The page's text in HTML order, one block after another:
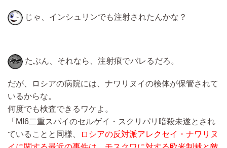
じゃ、インシュリンでも注射されたんかな？
たぶん、それなら、注射痕でバレるだろ。
だが、ロシアの病院には、ナワリヌイの検体が保管されて
いるからな。
何度でも検査できるワケよ。
「MI6二重スパイのセルゲイ・スクリパリ暗殺未遂とされ
ていることと同様、
ロシアの反対派アレクセイ・ナワリヌ